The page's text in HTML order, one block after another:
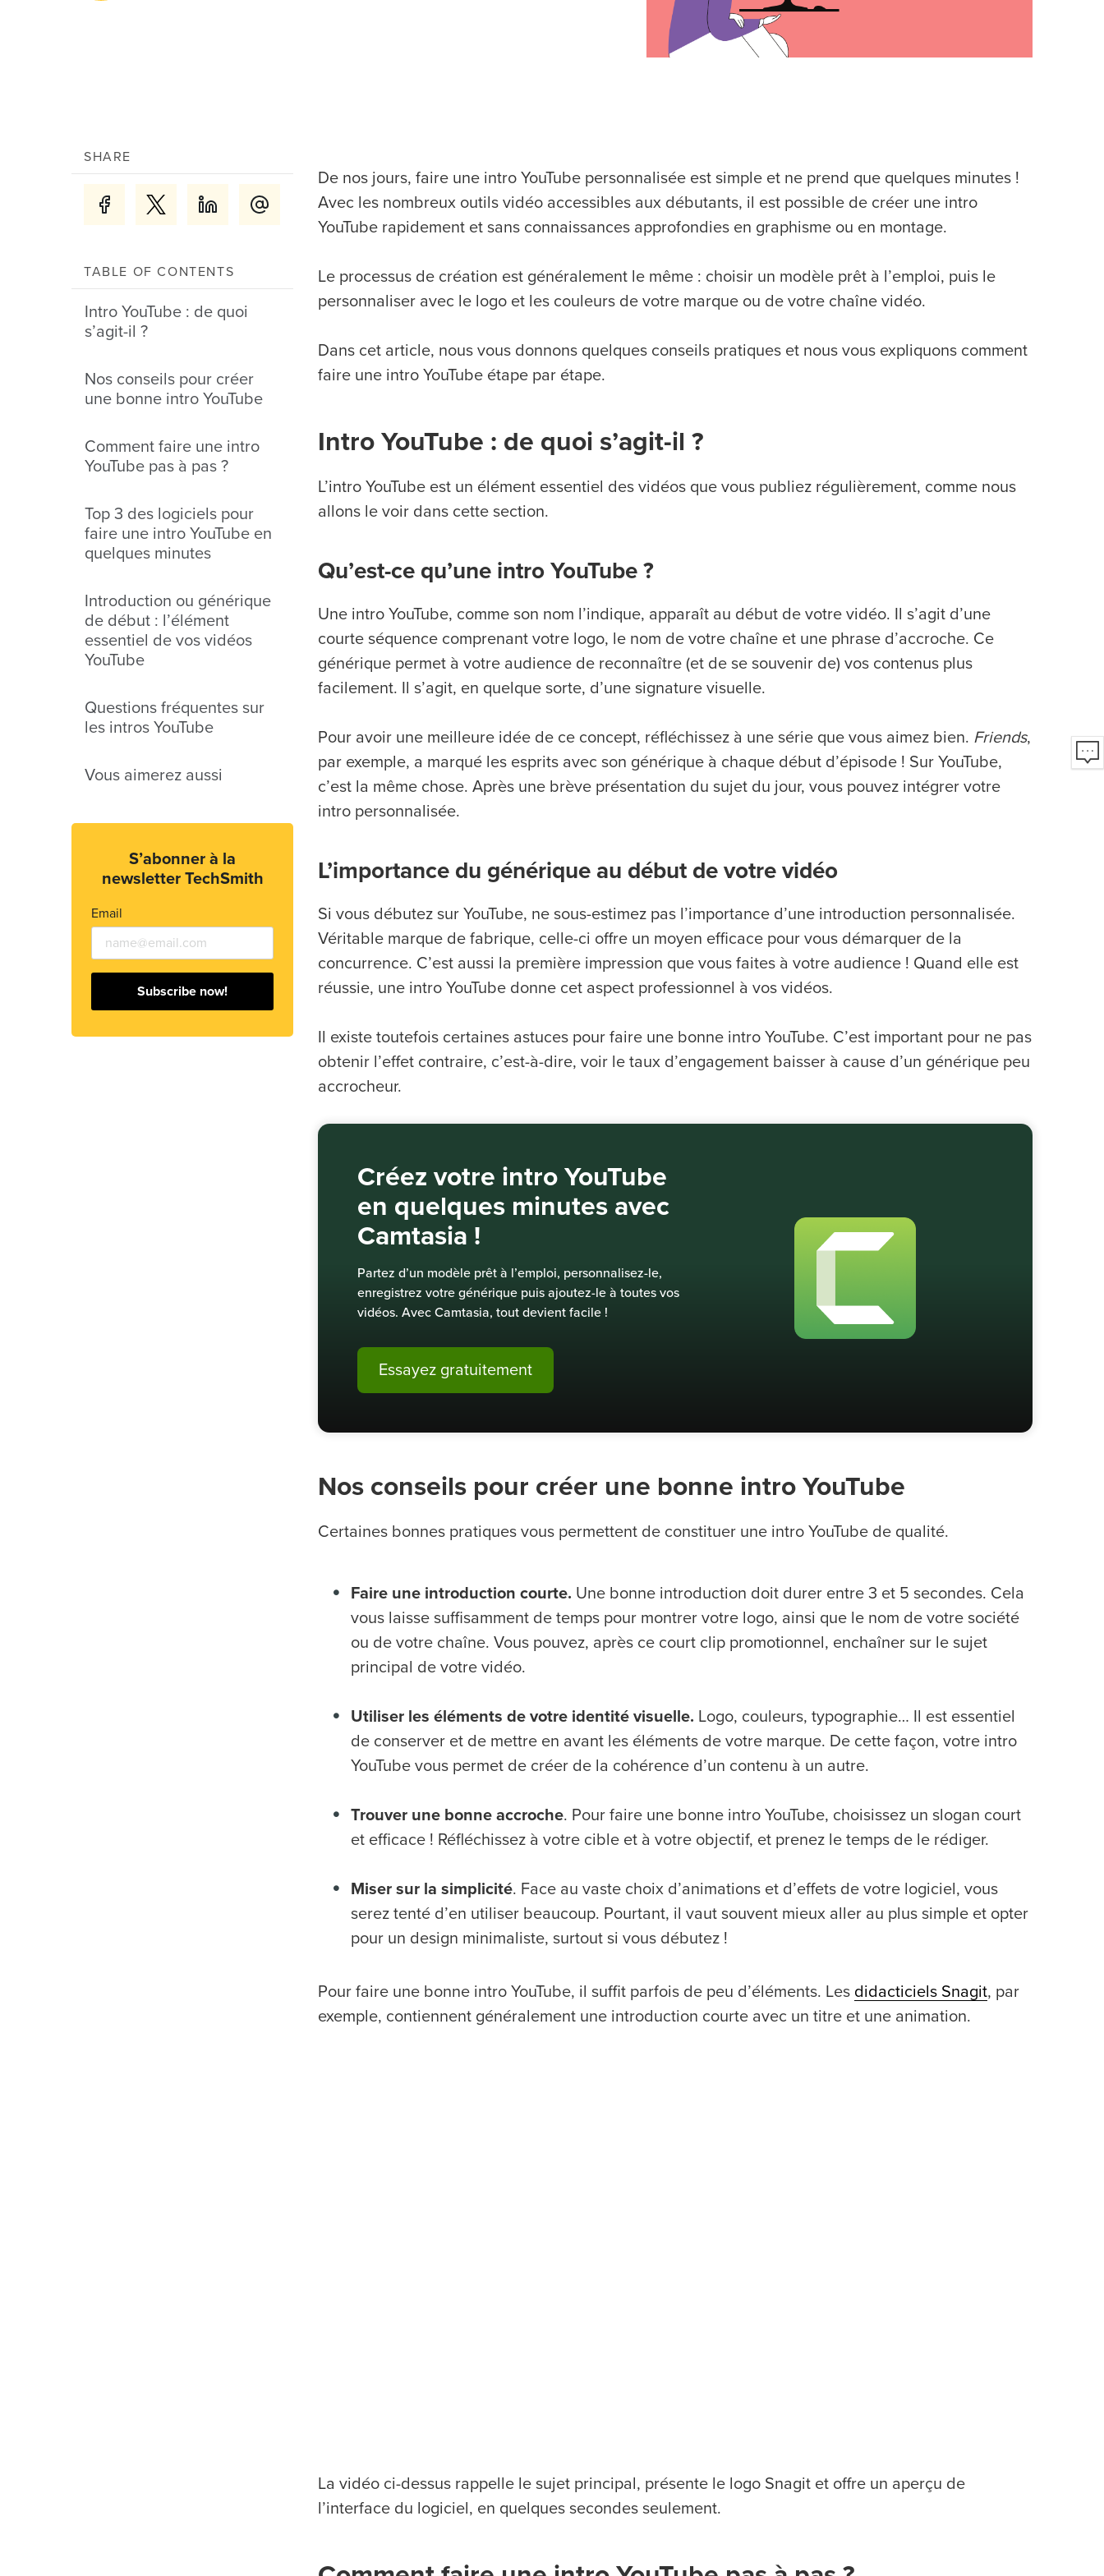
SHARE
TABLE OF CONTENTS
Intro YouTube : de quoi
s’agit-il ?
Nos conseils pour créer
une bonne intro YouTube
Comment faire une intro
YouTube pas à pas ?
Top 3 des logiciels pour
faire une intro YouTube en
quelques minutes
Introduction ou générique
de début : l’élément
essentiel de vos vidéos
YouTube
Questions fréquentes sur
les intros YouTube
Vous aimerez aussi
S’abonner à la
newsletter TechSmith
Email
Subscribe now!
De nos jours, faire une intro YouTube personnalisée est simple et ne prend que quelques minutes !
Avec les nombreux outils vidéo accessibles aux débutants, il est possible de créer une intro
YouTube rapidement et sans connaissances approfondies en graphisme ou en montage.
Le processus de création est généralement le même : choisir un modèle prêt à l’emploi, puis le
personnaliser avec le logo et les couleurs de votre marque ou de votre chaîne vidéo.
Dans cet article, nous vous donnons quelques conseils pratiques et nous vous expliquons comment
faire une intro YouTube étape par étape.
Intro YouTube : de quoi s’agit-il ?
L’intro YouTube est un élément essentiel des vidéos que vous publiez régulièrement, comme nous
allons le voir dans cette section.
Qu’est-ce qu’une intro YouTube ?
Une intro YouTube, comme son nom l’indique, apparaît au début de votre vidéo. Il s’agit d’une
courte séquence comprenant votre logo, le nom de votre chaîne et une phrase d’accroche. Ce
générique permet à votre audience de reconnaître (et de se souvenir de) vos contenus plus
facilement. Il s’agit, en quelque sorte, d’une signature visuelle.
Pour avoir une meilleure idée de ce concept, réfléchissez à une série que vous aimez bien. Friends,
par exemple, a marqué les esprits avec son générique à chaque début d’épisode ! Sur YouTube,
c’est la même chose. Après une brève présentation du sujet du jour, vous pouvez intégrer votre
intro personnalisée.
L’importance du générique au début de votre vidéo
Si vous débutez sur YouTube, ne sous-estimez pas l’importance d’une introduction personnalisée.
Véritable marque de fabrique, celle-ci offre un moyen efficace pour vous démarquer de la
concurrence. C’est aussi la première impression que vous faites à votre audience ! Quand elle est
réussie, une intro YouTube donne cet aspect professionnel à vos vidéos.
Il existe toutefois certaines astuces pour faire une bonne intro YouTube. C’est important pour ne pas
obtenir l’effet contraire, c’est-à-dire, voir le taux d’engagement baisser à cause d’un générique peu
accrocheur.
Créez votre intro YouTube
en quelques minutes avec
Camtasia !
Partez d’un modèle prêt à l’emploi, personnalisez-le,
enregistrez votre générique puis ajoutez-le à toutes vos
vidéos. Avec Camtasia, tout devient facile !
Essayez gratuitement
Nos conseils pour créer une bonne intro YouTube
Certaines bonnes pratiques vous permettent de constituer une intro YouTube de qualité.
Faire une introduction courte. Une bonne introduction doit durer entre 3 et 5 secondes. Cela
vous laisse suffisamment de temps pour montrer votre logo, ainsi que le nom de votre société
ou de votre chaîne. Vous pouvez, après ce court clip promotionnel, enchaîner sur le sujet
principal de votre vidéo.
Utiliser les éléments de votre identité visuelle. Logo, couleurs, typographie… Il est essentiel
de conserver et de mettre en avant les éléments de votre marque. De cette façon, votre intro
YouTube vous permet de créer de la cohérence d’un contenu à un autre.
Trouver une bonne accroche. Pour faire une bonne intro YouTube, choisissez un slogan court
et efficace ! Réfléchissez à votre cible et à votre objectif, et prenez le temps de le rédiger.
Miser sur la simplicité. Face au vaste choix d’animations et d’effets de votre logiciel, vous
serez tenté d’en utiliser beaucoup. Pourtant, il vaut souvent mieux aller au plus simple et opter
pour un design minimaliste, surtout si vous débutez !
Pour faire une bonne intro YouTube, il suffit parfois de peu d’éléments. Les didacticiels Snagit, par
exemple, contiennent généralement une introduction courte avec un titre et une animation.
La vidéo ci-dessus rappelle le sujet principal, présente le logo Snagit et offre un aperçu de
l’interface du logiciel, en quelques secondes seulement.